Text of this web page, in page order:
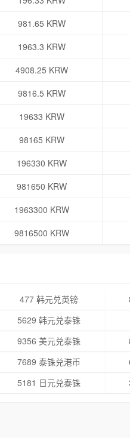
981.65 KRW
1963.3 KRW
4908.25 KRW
9816.5 KRW
19633 KRW
98165 KRW
196330 KRW
981650 KRW
1963300 KRW
9816500 KRW
477 韩元兑英镑
5629 韩元兑泰铢
9356 美元兑泰铢
7689 泰铢兑港币
5181 日元兑泰铢